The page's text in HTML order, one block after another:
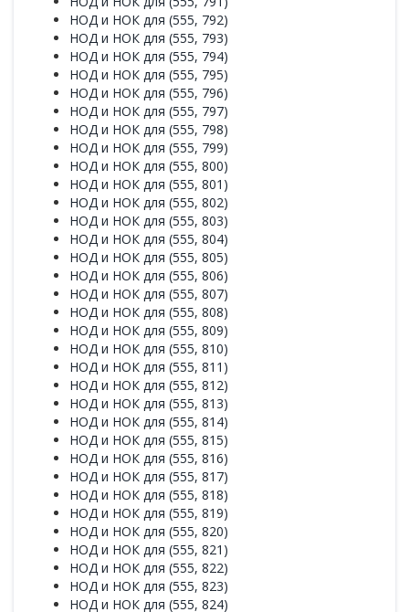
НОД и НОК для (555, 792)
НОД и НОК для (555, 793)
НОД и НОК для (555, 794)
НОД и НОК для (555, 795)
НОД и НОК для (555, 796)
НОД и НОК для (555, 797)
НОД и НОК для (555, 798)
НОД и НОК для (555, 799)
НОД и НОК для (555, 800)
НОД и НОК для (555, 801)
НОД и НОК для (555, 802)
НОД и НОК для (555, 803)
НОД и НОК для (555, 804)
НОД и НОК для (555, 805)
НОД и НОК для (555, 806)
НОД и НОК для (555, 807)
НОД и НОК для (555, 808)
НОД и НОК для (555, 809)
НОД и НОК для (555, 810)
НОД и НОК для (555, 811)
НОД и НОК для (555, 812)
НОД и НОК для (555, 813)
НОД и НОК для (555, 814)
НОД и НОК для (555, 815)
НОД и НОК для (555, 816)
НОД и НОК для (555, 817)
НОД и НОК для (555, 818)
НОД и НОК для (555, 819)
НОД и НОК для (555, 820)
НОД и НОК для (555, 821)
НОД и НОК для (555, 822)
НОД и НОК для (555, 823)
НОД и НОК для (555, 824)